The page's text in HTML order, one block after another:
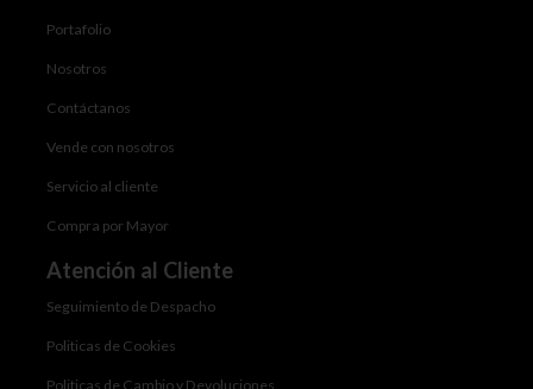
Portafolio
Nosotros
Contáctanos
Vende con nosotros
Servicio al cliente
Compra por Mayor
Atención al Cliente
Seguimiento de Despacho
Politicas de Cookies
Politicas de Cambio y Devoluciones